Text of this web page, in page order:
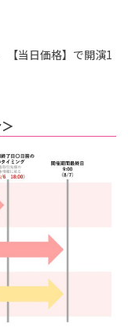
【当日価格】で開演1